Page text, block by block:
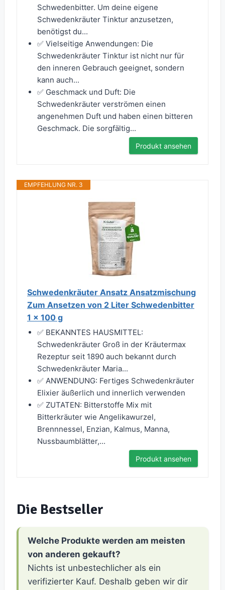
Schwedenbitter. Um deine eigene
Schwedenkräuter Tinktur anzusetzen,
benötigst du...
✅ Vielseitige Anwendungen: Die
Schwedenkräuter Tinktur ist nicht nur für
den inneren Gebrauch geeignet, sondern
kann auch...
✅ Geschmack und Duft: Die
Schwedenkräuter verströmen einen
angenehmen Duft und haben einen bitteren
Geschmack. Die sorgfältig...
Produkt ansehen
EMPFEHLUNG NR. 3
Schwedenkräuter Ansatz Ansatzmischung
Zum Ansetzen von 2 Liter Schwedenbitter
1 x 100 g
✅ BEKANNTES HAUSMITTEL:
Schwedenkräuter Groß in der Kräutermax
Rezeptur seit 1890 auch bekannt durch
Schwedenkräuter Maria...
✅ ANWENDUNG: Fertiges Schwedenkräuter
Elixier äußerlich und innerlich verwenden
✅ ZUTATEN: Bitterstoffe Mix mit
Bitterkräuter wie Angelikawurzel,
Brennnessel, Enzian, Kalmus, Manna,
Nussbaumblätter,...
Produkt ansehen
Die Bestseller
Welche Produkte werden am meisten
von anderen gekauft?
Nichts ist unbestechlicher als ein
verifizierter Kauf. Deshalb geben wir dir